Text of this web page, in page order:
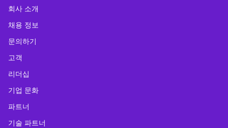
회사 소개
채용 정보
문의하기
고객
리더십
기업 문화
파트너
기술 파트너